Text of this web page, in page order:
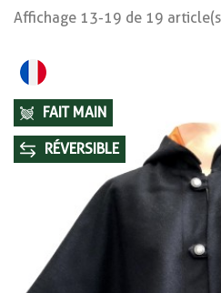
Affichage 13-19 de 19
FAIT MAIN
RÉVERSIBLE